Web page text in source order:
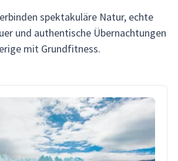
spektakuläre Natur, echte
und authentische Übernachtungen
mit Grundfitness.